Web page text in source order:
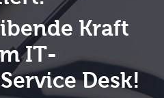
Kraft
IT-
Desk!